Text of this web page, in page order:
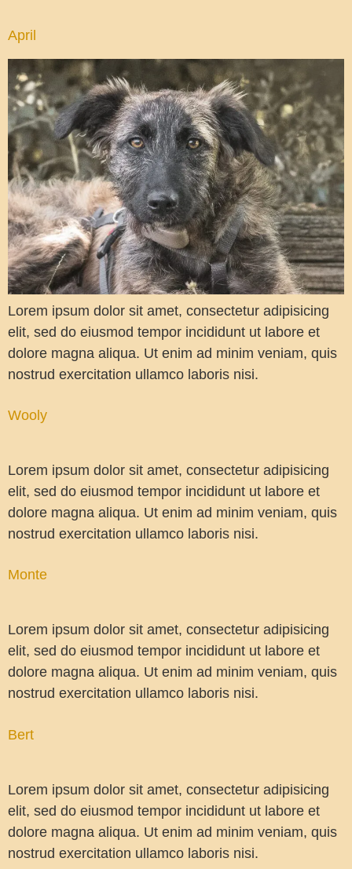
April
Lorem ipsum dolor sit amet, consectetur adipisicing
elit, sed do eiusmod tempor incididunt ut labore et
dolore magna aliqua. Ut enim ad minim veniam, quis
nostrud exercitation ullamco laboris nisi.
Wooly
Lorem ipsum dolor sit amet, consectetur adipisicing
elit, sed do eiusmod tempor incididunt ut labore et
dolore magna aliqua. Ut enim ad minim veniam, quis
nostrud exercitation ullamco laboris nisi.
Monte
Lorem ipsum dolor sit amet, consectetur adipisicing
elit, sed do eiusmod tempor incididunt ut labore et
dolore magna aliqua. Ut enim ad minim veniam, quis
nostrud exercitation ullamco laboris nisi.
Bert
Lorem ipsum dolor sit amet, consectetur adipisicing
elit, sed do eiusmod tempor incididunt ut labore et
dolore magna aliqua. Ut enim ad minim veniam, quis
nostrud exercitation ullamco laboris nisi.